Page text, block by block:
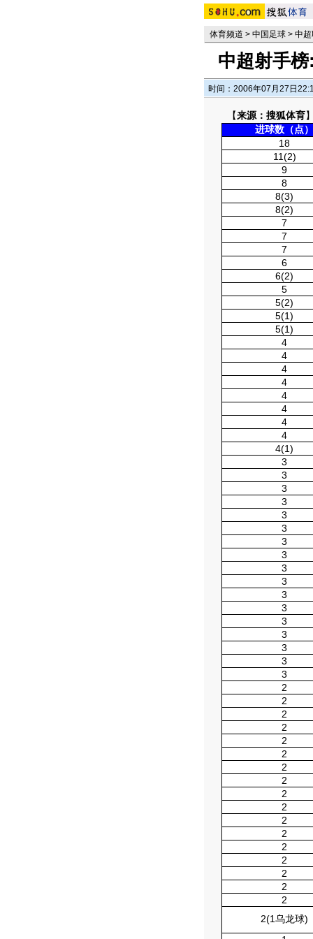
体育频道 > 中国足球 > 中
中超射手
时间：2006年07月27日
【来源：搜狐体育】
进球数（点）
18
11(2)
9
8
8(3)
8(2)
7
7
7
6
6(2)
5
5(2)
5(1)
5(1)
4
4
4
4
4
4
4
4
4(1)
3
3
3
3
3
3
3
3
3
3
3
3
3
3
3
3
3
2
2
2
2
2
2
2
2
2
2
2
2
2
2
2
2
2
2(1乌龙球)